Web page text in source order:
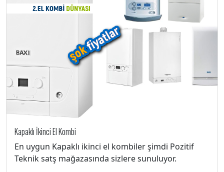
Kapaklı İkinci El Kombi
En uygun Kapaklı ikinci el kombiler şimdi Pozitif
Teknik satş mağazasında sizlere sunuluyor.